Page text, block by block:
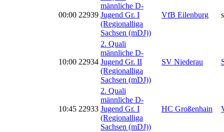
00:00 22939
männliche D-
Jugend Gr. I
(Regionalliga
Sachsen (mDJ))
VfB Eilenburg
10:00 22934
2. Quali
männliche D-
Jugend Gr. II
(Regionalliga
Sachsen (mDJ))
SV Niederau
10:45 22933
2. Quali
männliche D-
Jugend Gr. I
(Regionalliga
Sachsen (mDJ))
HC Großenhain